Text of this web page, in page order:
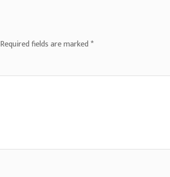
Required fields are marked*